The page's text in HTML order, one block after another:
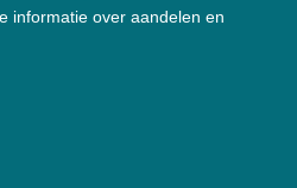
informatie over aandelen en